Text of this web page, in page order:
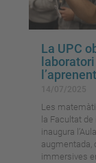
La UPC
Les
la Facultat
inaugura
augmentada,
immersives